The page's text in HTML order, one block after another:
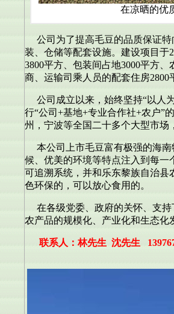
在凉晒的优
公司为了提高毛豆的品质保证特
装、仓储等配套设施。建设项目于
3800平方、包装间占地3000平方
商、运输司乘人员的配套住房2800
公司成立以来，始终坚持“以人
行“公司+基地+专业合作社+农户”
州，宁波等全国二十多个大型市场
本公司上市毛豆富有极强的海南
候、优美的环境等特点注入到每
可追溯系统，并和乐东黎族自治
色环保的，可以放心食用的。
在各级党委、政府的关怀、支持
农产品的规模化、产业化和生态
联系人：林先生 沈先生